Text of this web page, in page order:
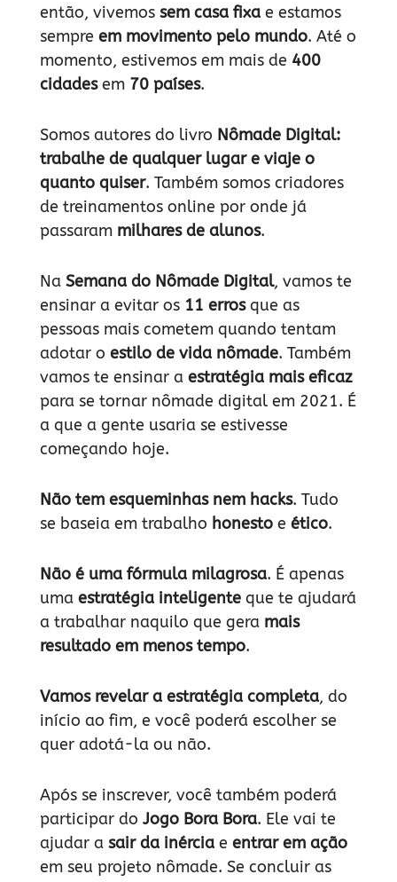
então, vivemos sem casa fixae estamos
sempre em movimento pelo mundo. Até o
momento, estivemos em mais de 400
cidadesem 70 países.
Somos autores do livro Nômade Digital:
trabalhe de qualquer lugar e viaje o
quanto quiser. Também somos criadores
de treinamentos online por onde já
passaram milhares de alunos.
Na Semana do Nômade Digital, vamos te
ensinar a evitar os 11 errosque as
pessoas mais cometem quando tentam
adotar o estilo de vida nômade. Também
vamos te ensinar a estratégia mais eficaz
para se tornar nômade digital em 2021. É
a que a gente usaria se estivesse
começando hoje.
Não tem esqueminhas nem hacks. Tudo
se baseia em trabalho honestoe ético.
Não é uma fórmula milagrosa. É apenas
uma estratégia inteligenteque te ajudará
a trabalhar naquilo que gera mais
resultado em menos tempo.
Vamos revelar a estratégia completa, do
início ao fim, e você poderá escolher se
quer adotá-la ou não.
Após se inscrever, você também poderá
participar do Jogo Bora Bora. Ele vai te
ajudar a sair da inérciae entrar em ação
em seu projeto nômade. Se concluir as